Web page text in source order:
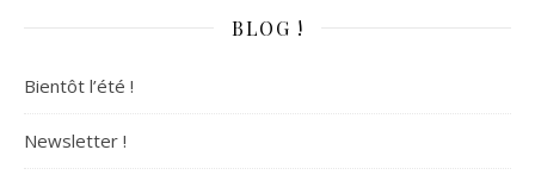
BLOG !
Bientôt l’été !
Newsletter !